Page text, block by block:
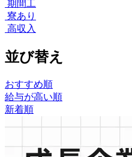
期間工
寮あり
高収入
並び替え
おすすめ順
給与が高い順
新着順